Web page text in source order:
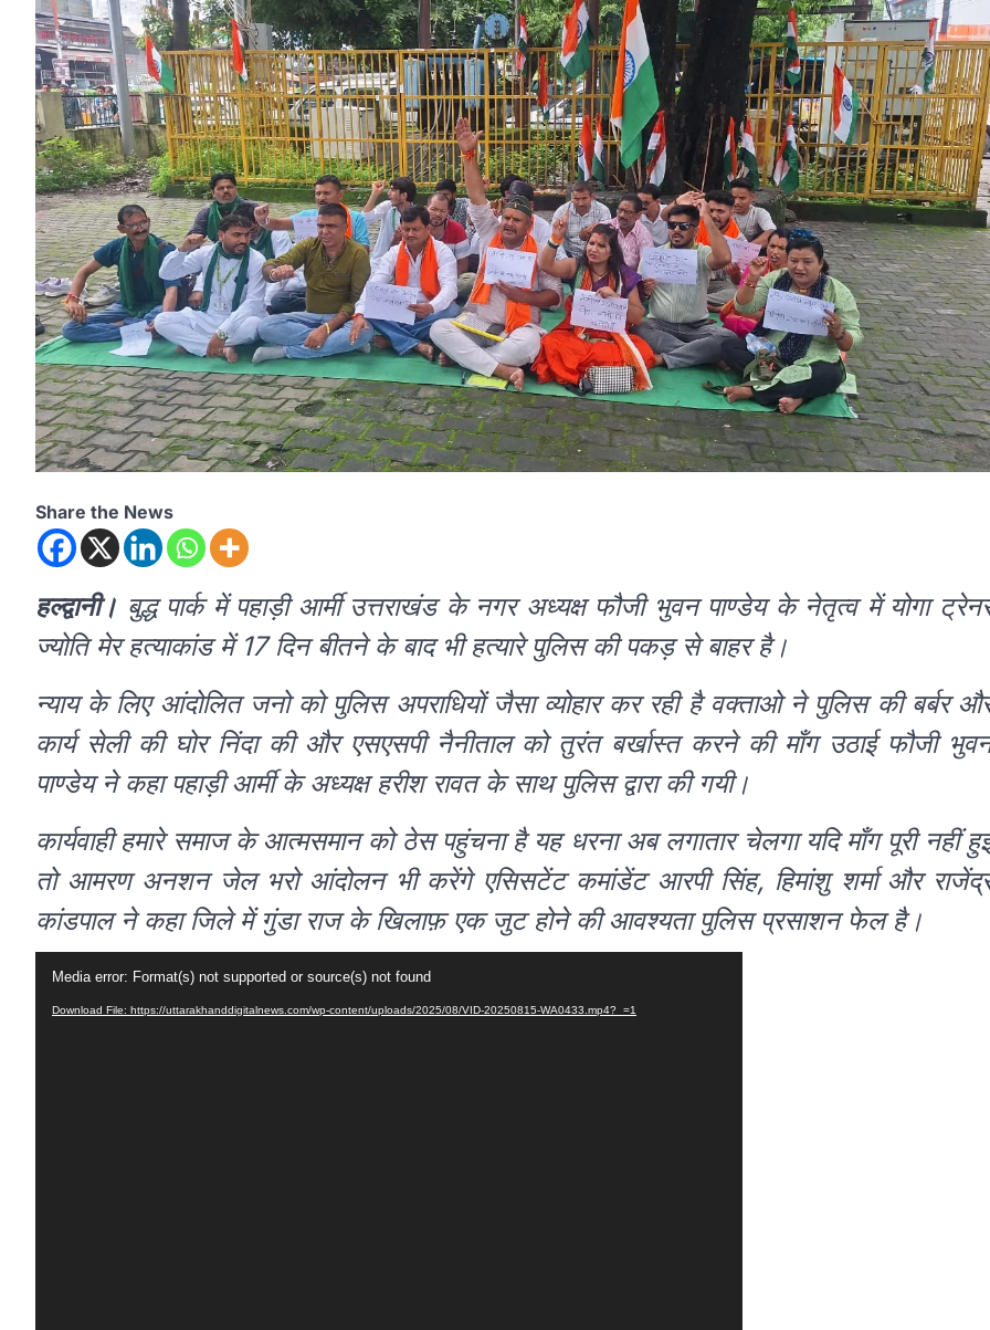
Share the News
हल्द्वानी। बुद्ध पार्क में पहाड़ी आर्मी उत्तराखंड के नगर अध्यक्ष फौजी भुवन पाण्डेय के नेतृत्व में योगा
ज्योति मेर हत्याकांड में 17 दिन बीतने के बाद भी हत्यारे पुलिस की पकड़ से बाहर है।
न्याय के लिए आंदोलित जनो को पुलिस अपराधियों जैसा व्योहार कर रही है वक्ताओ ने पुलिस की बर्बर
कार्य सेली की घोर निंदा की और एसएसपी नैनीताल को तुरंत बर्खास्त करने की माँग उठाई फौजी
पाण्डेय ने कहा पहाड़ी आर्मी के अध्यक्ष हरीश रावत के साथ पुलिस द्वारा की गयी।
कार्यवाही हमारे समाज के आत्मसमान को ठेस पहुंचना है यह धरना अब लगातार चेलगा यदि माँग पूरी नहीं
तो आमरण अनशन जेल भरो आंदोलन भी करेंगे एसिसटेंट कमांडेंट आरपी सिंह, हिमांशु शर्मा और
कांडपाल ने कहा जिले में गुंडा राज के खिलाफ़ एक जुट होने की आवश्यता पुलिस प्रसाशन फेल है।
Media error: Format(s) not supported or source(s) not found
Download File: https://uttarakhanddigitalnews.com/wp-content/uploads/2025/08/VID-20250815-WA0433.mp4?_=1